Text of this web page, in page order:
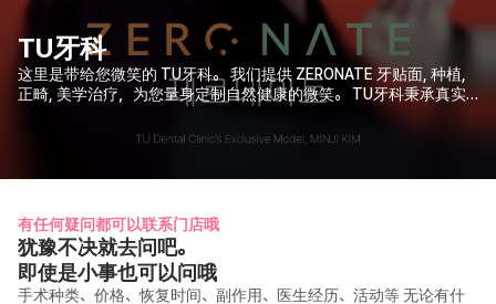
TU牙科
这里是带给您微笑的 TU牙科。 我们提供 ZERONATE 牙贴面, 种植,
正畸, 美学治疗，为您量身定制自然健康的微笑。 TU牙科秉承真实
有任何疑问都可以联系门店哦
犹豫不决就去问吧。
即使是小事也可以问哦
手术种类、价格、恢复时间、副作用、医生经历、活动等 无论有什